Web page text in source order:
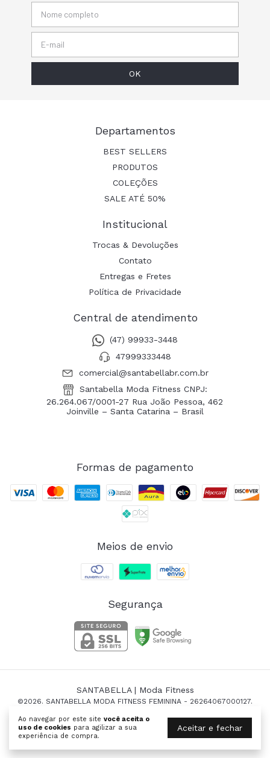
Ao navegar por este site você aceita o
uso de cookies para agilizar a sua
experiência de compra.
Aceitar e fechar
Departamentos
BEST SELLERS
PRODUTOS
COLEÇÕES
SALE ATÉ 50%
Institucional
Trocas & Devoluções
Contato
Entregas e Fretes
Política de Privacidade
Central de atendimento
(47) 99933-3448
47999333448
comercial@santabellabr.com.br
Santabella Moda Fitness CNPJ:
26.264.067/0001-27 Rua João Pessoa, 462
Joinville – Santa Catarina – Brasil
Formas de pagamento
Meios de envio
Segurança
SANTABELLA | Moda Fitness
©2026. SANTABELLA MODA FITNESS FEMININA - 26264067000127.